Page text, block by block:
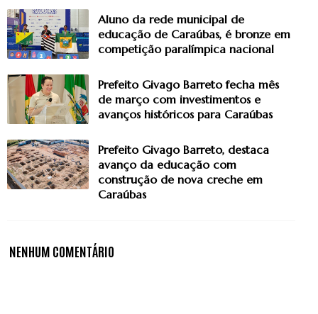
Aluno da rede municipal de
educação de Caraúbas, é bronze em
competição paralímpica nacional
Prefeito Givago Barreto fecha mês
de março com investimentos e
avanços históricos para Caraúbas
Prefeito Givago Barreto, destaca
avanço da educação com
construção de nova creche em
Caraúbas
NENHUM COMENTÁRIO